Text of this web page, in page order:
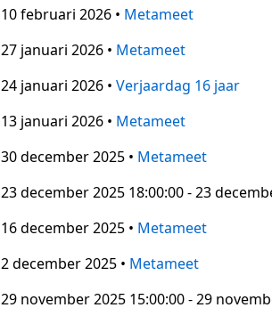
10 februari 2026 • Metameet
27 januari 2026 • Metameet
24 januari 2026 • Verjaardag 16 jaar
13 januari 2026 • Metameet
30 december 2025 • Metameet
23 december 2025 18:00:00 - 23
16 december 2025 • Metameet
2 december 2025 • Metameet
29 november 2025 15:00:00 - 29